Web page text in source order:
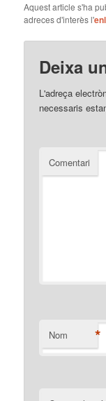
Aquest article s'ha
adreces d'interès l'
Deixa
L'adreça
necessaris
Comentari
Nom *